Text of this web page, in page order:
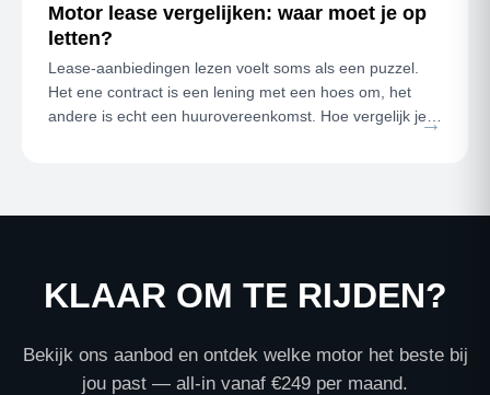
Motor lease vergelijken: waar moet je op
letten?
Lease-aanbiedingen lezen voelt soms als een puzzel.
Het ene contract is een lening met een hoes om, het
andere is echt een huurovereenkomst. Hoe vergelijk je→
KLAAR OM TE RIJDEN?
Bekijk ons aanbod en ontdek welke motor het beste bij
jou past — all-in vanaf €249 per maand.